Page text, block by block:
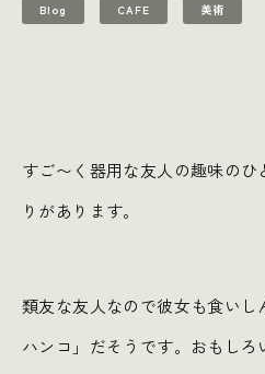
Blog CAFE 美術
すご〜く器用な友人の趣味の
りがあります。
類友な友人なので彼女も食いし
ハンコ」だそうです。おもしろ